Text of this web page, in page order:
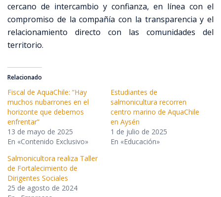
cercano de intercambio y confianza, en línea con el
compromiso de la compañía con la transparencia y el
relacionamiento directo con las comunidades del
territorio.
Relacionado
Fiscal de AquaChile: “Hay
muchos nubarrones en el
horizonte que debemos
enfrentar”
13 de mayo de 2025
En «Contenido Exclusivo»
Estudiantes de
salmonicultura recorren
centro marino de AquaChile
en Aysén
1 de julio de 2025
En «Educación»
Salmonicultora realiza Taller
de Fortalecimiento de
Dirigentes Sociales
25 de agosto de 2024